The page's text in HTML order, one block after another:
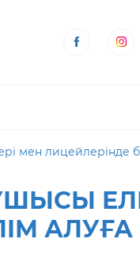
мен лицейлерінде